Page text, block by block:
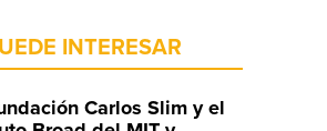
INTERESAR
Carlos Slim y el